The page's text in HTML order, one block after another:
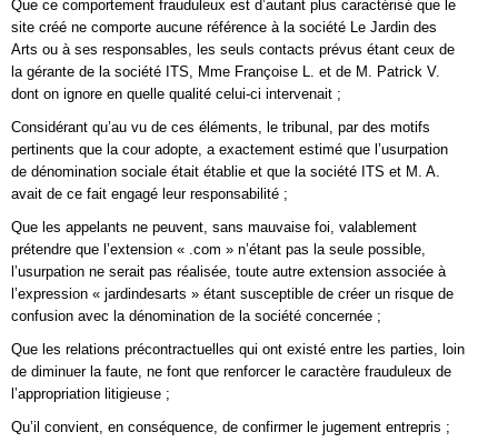
Que ce comportement frauduleux est d’autant plus caractérisé que le
site créé ne comporte aucune référence à la société Le Jardin des
Arts ou à ses responsables, les seuls contacts prévus étant ceux de
la gérante de la société ITS, Mme Françoise L. et de M. Patrick V.
dont on ignore en quelle qualité celui-ci intervenait ;
Considérant qu’au vu de ces éléments, le tribunal, par des motifs
pertinents que la cour adopte, a exactement estimé que l’usurpation
de dénomination sociale était établie et que la société ITS et M. A.
avait de ce fait engagé leur responsabilité ;
Que les appelants ne peuvent, sans mauvaise foi, valablement
prétendre que l’extension « .com » n’étant pas la seule possible,
l’usurpation ne serait pas réalisée, toute autre extension associée à
l’expression « jardindesarts » étant susceptible de créer un risque de
confusion avec la dénomination de la société concernée ;
Que les relations précontractuelles qui ont existé entre les parties, loin
de diminuer la faute, ne font que renforcer le caractère frauduleux de
l’appropriation litigieuse ;
Qu’il convient, en conséquence, de confirmer le jugement entrepris ;